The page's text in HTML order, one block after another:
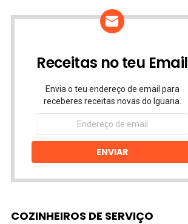
Receitas no teu Email
Envia o teu endereço de email para
receberes receitas novas do Iguaria.
Endereço
email
ENVIAR
COZINHEIROS DE SERVIÇO